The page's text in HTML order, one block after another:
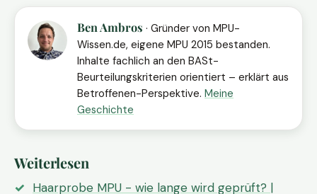
Ben Ambros · Gründer von MPU-
Wissen.de, eigene MPU 2015 bestanden.
Inhalte fachlich an den BASt-
Beurteilungskriterien orientiert – erklärt aus
Betroffenen-Perspektive. Meine
Geschichte
Weiterlesen
Haarprobe MPU - wie lange wird geprüft? |